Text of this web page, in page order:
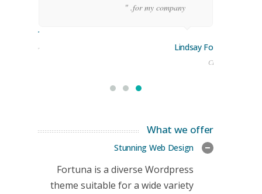
for my company. "
Lindsay Ford
CEO
Stoner
Manager
What we offer
Stunning Web Design
Fortuna is a diverse Wordpress
theme suitable for a wide variety